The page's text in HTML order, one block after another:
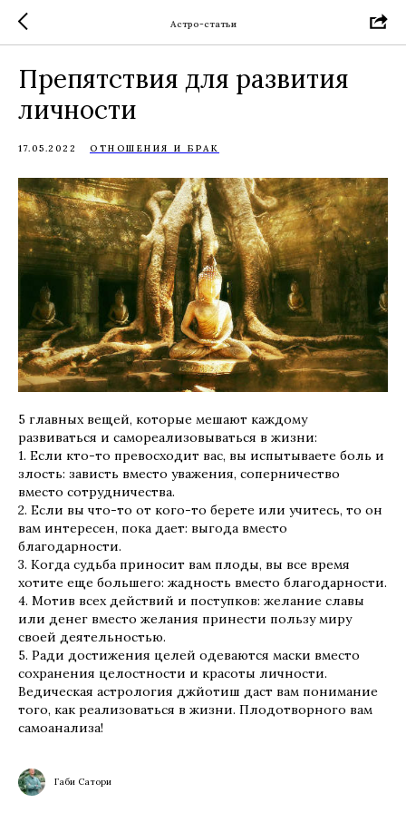
Астро-статьи
Препятствия для развития
личности
17.05.2022 ОТНОШЕНИЯ И БРАК
5 главных вещей, которые мешают каждому
развиваться и самореализовываться в жизни:
1. Если кто-то превосходит вас, вы испытываете боль и
злость: зависть вместо уважения, соперничество
вместо сотрудничества.
2. Если вы что-то от кого-то берете или учитесь, то он
вам интересен, пока дает: выгода вместо
благодарности.
3. Когда судьба приносит вам плоды, вы все время
хотите еще большего: жадность вместо благодарности.
4. Мотив всех действий и поступков: желание славы
или денег вместо желания принести пользу миру
своей деятельностью.
5. Ради достижения целей одеваются маски вместо
сохранения целостности и красоты личности.
Ведическая астрология джйотиш даст вам понимание
того, как реализоваться в жизни. Плодотворного вам
самоанализа!
Габи Сатори